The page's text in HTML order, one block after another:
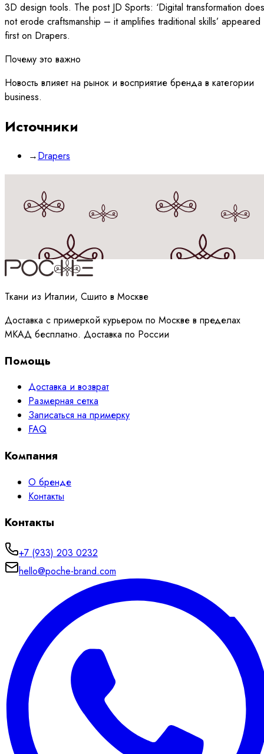
3D design tools. The post JD Sports: ‘Digital transformation does
not erode craftsmanship – it amplifies traditional skills’ appeared
first on Drapers.
Почему это важно
Новость влияет на рынок и восприятие бренда в категории
business.
Источники
→Drapers
Принимаюполитикуобработки данных
Ткани из Италии, Сшито в Москве
Доставка с примеркой курьером по Москве в пределах
МКАД бесплатно. Доставка по России
Помощь
Доставка и возврат
Размерная сетка
Записаться на примерку
FAQ
Компания
О бренде
Контакты
Контакты
+7 (933) 203 0232
hello@poche-brand.com